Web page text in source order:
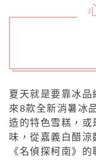
夏天就是要靠冰品
來8款全新消暑冰
造的特色雪糕，或
味，從嘉義白醋
《名偵探柯南》